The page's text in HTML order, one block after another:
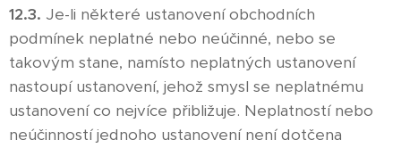
12.3. Je-li některé ustanovení obchodních
podmínek neplatné nebo neúčinné, nebo se
takovým stane, namísto neplatných ustanovení
nastoupí ustanovení, jehož smysl se neplatnému
ustanovení co nejvíce přibližuje. Neplatností nebo
neúčinností jednoho ustanovení není dotčena